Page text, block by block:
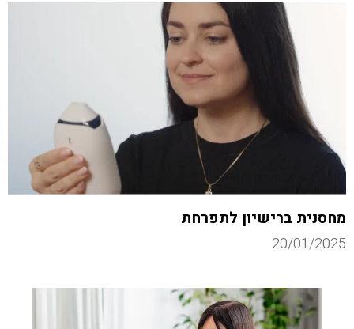
מחסנית ברישיון לתפרחת
20/01/2025